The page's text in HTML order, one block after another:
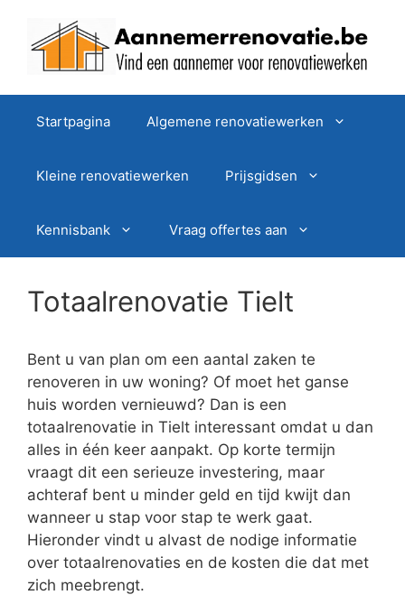
Startpagina Algemene renovatiewerken
Kleine renovatiewerken Prijsgidsen
Kennisbank Vraag offertes aan
Totaalrenovatie Tielt
Bent u van plan om een aantal zaken te
renoveren in uw woning? Of moet het ganse
huis worden vernieuwd? Dan is een
totaalrenovatie in Tielt interessant omdat u dan
alles in één keer aanpakt. Op korte termijn
vraagt dit een serieuze investering, maar
achteraf bent u minder geld en tijd kwijt dan
wanneer u stap voor stap te werk gaat.
Hieronder vindt u alvast de nodige informatie
over totaalrenovaties en de kosten die dat met
zich meebrengt.